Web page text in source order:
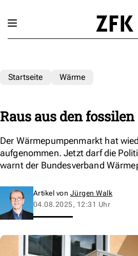
Startseite Wärme
Raus aus den
Der Wärmepumpenmarkt hat
aufgenommen. Jetzt darf die
warnt der Bundesverband
Artikel von Jürgen Walk
04.08.2025, 12:31 Uhr